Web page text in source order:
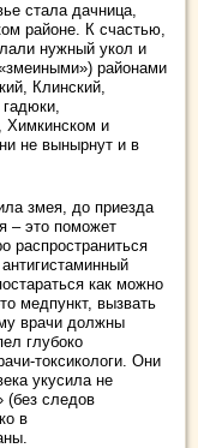
стала дачница,
районе. К счастью,
нужный укол и
районами
Клинский,
Химкинском и
не вынырнут и в
змея, до приезда
– это поможет
распространиться
как можно
медпункт, вызвать
врачи должны
глубоко
токсикологи. Они
укусила не
(без следов
в